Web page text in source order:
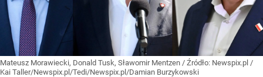
Mateusz Morawiecki, Donald Tusk, Sławomir Mentzen / Źródło: Newspix.pl /
Kai Taller/Newspix.pl/Tedi/Newspix.pl/Damian Burzykowski